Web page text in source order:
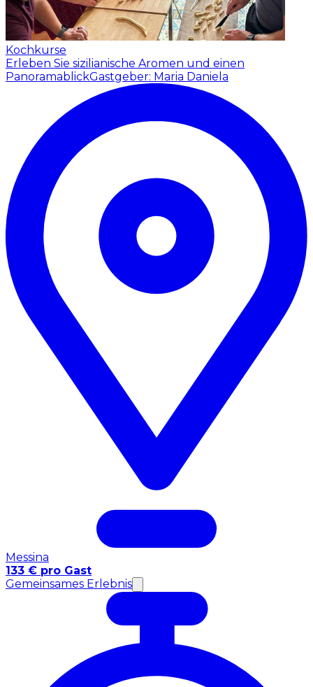
Kochkurse
Erleben Sie sizilianische Aromen und einen
PanoramablickGastgeber: Maria Daniela
Messina
133 € pro Gast
Gemeinsames Erlebnis